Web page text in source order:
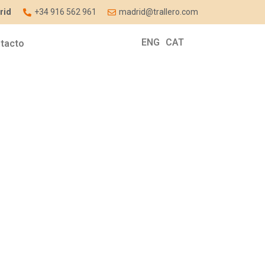
+34 916 562 961 madrid@trallero.com
ENG CAT